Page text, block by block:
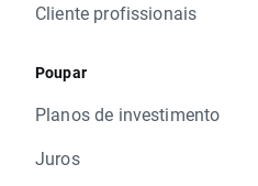
Cliente profissionais
Poupar
Planos de investimento
Juros